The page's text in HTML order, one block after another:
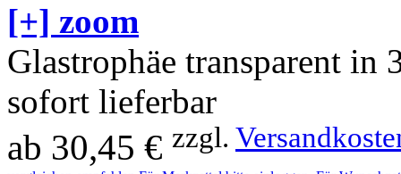
[+] zoom
Glastrophäe transparent in
sofort lieferbar
ab 30,45 € zzgl.